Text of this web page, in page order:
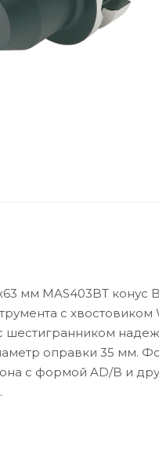
мм MAS403BT
с
шестигранником
оправки 35 мм.
с формой AD/B и